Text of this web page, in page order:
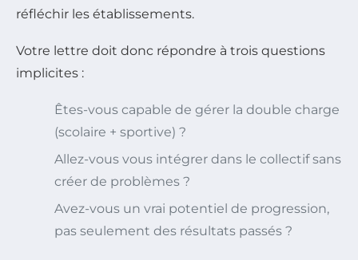
réfléchir les établissements.
Votre lettre doit donc répondre à trois questions
implicites :
Êtes-vous capable de gérer la double charge
(scolaire + sportive) ?
Allez-vous vous intégrer dans le collectif sans
créer de problèmes ?
Avez-vous un vrai potentiel de progression,
pas seulement des résultats passés ?